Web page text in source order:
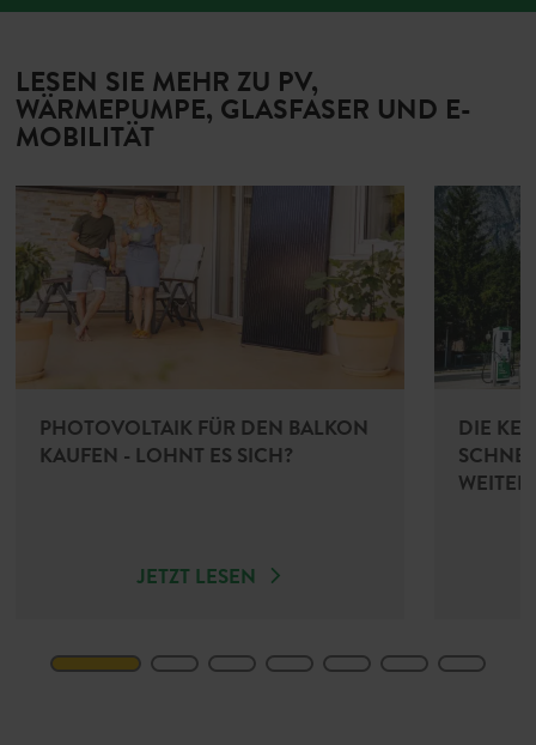
LESEN SIE MEHR ZU PV,
WÄRMEPUMPE, GLASFASER UND E-
MOBILITÄT
PHOTOVOLTAIK FÜR DEN BALKON
KAUFEN - LOHNT ES SICH?
JETZT LESEN
DIE